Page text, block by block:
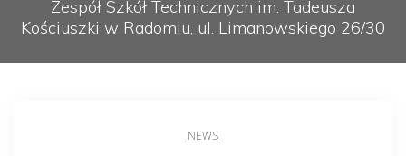
Zespół Szkół Technicznych im. Tadeusza
Kościuszki w Radomiu, ul. Limanowskiego 26/30
NEWS